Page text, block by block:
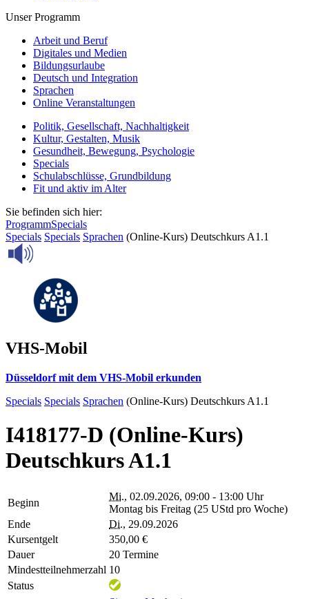
Unser Programm
Arbeit und Beruf
Digitales und Medien
Bildungsurlaube
Deutsch und Integration
Sprachen
Online Veranstaltungen
Politik, Gesellschaft, Nachhaltigkeit
Kultur, Gestalten, Musik
Gesundheit, Bewegung, Psychologie
Specials
Schulabschlüsse, Grundbildung
Fit und aktiv im Alter
Sie befinden sich hier:
ProgrammSpecials
Specials Specials Sprachen (Online-Kurs) Deutschkurs A1.1
VHS-Mobil
Düsseldorf mit dem VHS-Mobil erkunden
Specials Specials Sprachen (Online-Kurs) Deutschkurs A1.1
I418177-D (Online-Kurs)
Deutschkurs A1.1
Beginn
Mi., 02.09.2026, 09:00 - 13:00 Uhr
Montag bis Freitag (25 UStd pro Woche)
Ende
Di., 29.09.2026
Kursentgelt
350,00 €
Dauer
20 Termine
Mindestteilnehmerzahl 10
Status